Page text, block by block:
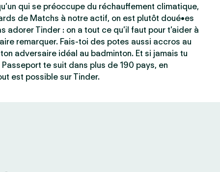
qui se préoccupe du réchauffement climatique,
de Matchs à notre actif, on est plutôt doué•es
adorer Tinder : on a tout ce qu’il faut pour t’aider à
remarquer. Fais-toi des potes aussi accros au
adversaire idéal au badminton. Et si jamais tu
te suit dans plus de 190 pays, en
est possible sur Tinder.